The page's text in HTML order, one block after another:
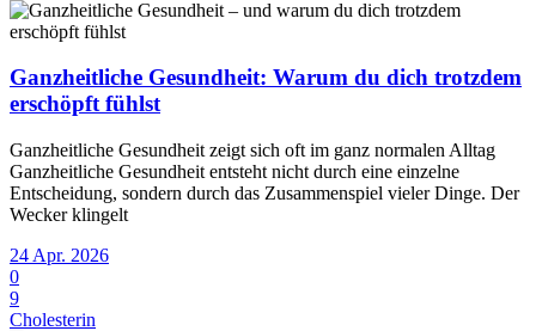
Ganzheitliche Gesundheit: Warum du dich trotzdem
erschöpft fühlst
Ganzheitliche Gesundheit zeigt sich oft im ganz normalen Alltag
Ganzheitliche Gesundheit entsteht nicht durch eine einzelne
Entscheidung, sondern durch das Zusammenspiel vieler Dinge. Der
Wecker klingelt
24 Apr. 2026
0
9
Cholesterin